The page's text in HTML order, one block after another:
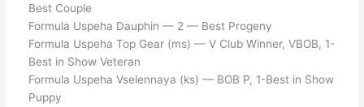
Best Couple
Formula Uspeha Dauphin — 2 — Best Progeny
Formula Uspeha Top Gear (ms) — V Club Winner, VBOB, 1-
Best in Show Veteran
Formula Uspeha Vselennaya (ks) — BOB P, 1-Best in Show
Puppy